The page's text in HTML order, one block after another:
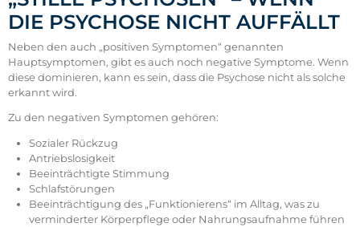
DIE PSYCHOSE NICHT AUFFÄLLT
Neben den auch „positiven Symptomen“ genannten
Hauptsymptomen, gibt es auch noch negative Symptome. Wenn
diese dominieren, kann es sein, dass die Psychose nicht als solche
erkannt wird.
Zu den negativen Symptomen gehören:
Sozialer Rückzug
Antriebslosigkeit
Beeinträchtigte Stimmung
Schlafstörungen
Beeinträchtigung des „Funktionierens“ im Alltag, was zu
verminderter Körperpflege oder Nahrungsaufnahme führen